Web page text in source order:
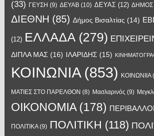
(33) ΓΕΥΣΗ (9) ΔΕΥΑΒ(10) ΔΕΥΑΣ(12) ΔΗΜΟΣ
ΔΙΕΘΝΗ (85) Δήμος Βισαλτίας (14)
(12) ΕΛΛΑΔΑ(279)
ΔΙΠΛΑ ΜΑΣ (16) ΙΛΑΡΙΔΗΣ (15)
ΚΟΙΝΩΝΙΑ(853) ΚΟΙΝΩΝΙΙΑ
ΜΑΤΙΕΣ ΣΤΟ ΠΑΡΕΛΘΟΝ (8) Μασλαρινός (9)
ΟΙΚΟΝΟΜΙΑ(178)
ΠΟΛΙΤΙΚΑ(9) ΠΟΛΙΤΙΚΗ (118)